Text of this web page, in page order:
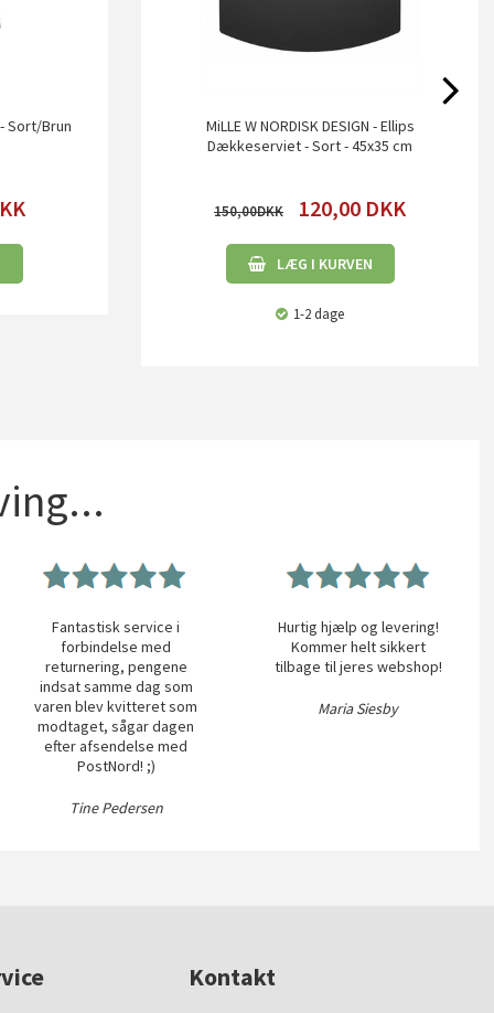
Sort/Brun
MiLLE W NORDISK DESIGN - Ellips
Dækkeserviet - Sort - 45x35 cm
150,00 120,00 DKK
LÆG I KURVEN
1-2 dage
Fantastisk service i
forbindelse med
returnering, pengene
indsat samme dag som
varen blev kvitteret som
modtaget, sågar dagen
efter afsendelse med
PostNord! ;)
Tine Pedersen
Hurtig hjælp og levering!
Kommer helt sikkert
tilbage til jeres webshop!
Maria Siesby
Kontakt